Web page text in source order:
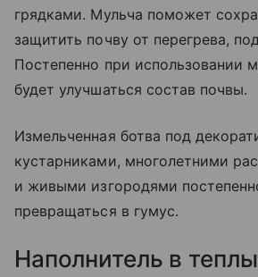
грядками. Мульча поможет
защитить почву от перегрева,
Постепенно при использовании
будет улучшаться состав почвы.
Измельченная ботва под
кустарниками, многолетними
и живыми изгородями
превращаться в гумус.
Наполнитель в